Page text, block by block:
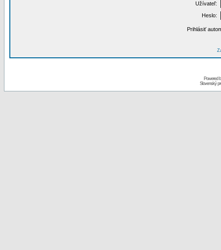
Užívateľ:
Heslo:
Prihlásiť
Powered
Slovenský